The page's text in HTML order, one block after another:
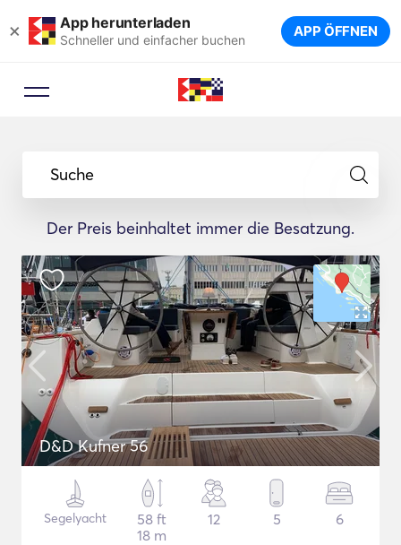
× App herunterladen
Schneller und einfacher buchen APP ÖFFNEN
Suche
Der Preis beinhaltet immer die Besatzung.
D&D Kufner 56
Segelyacht
58 ft
18 m
12 5 6